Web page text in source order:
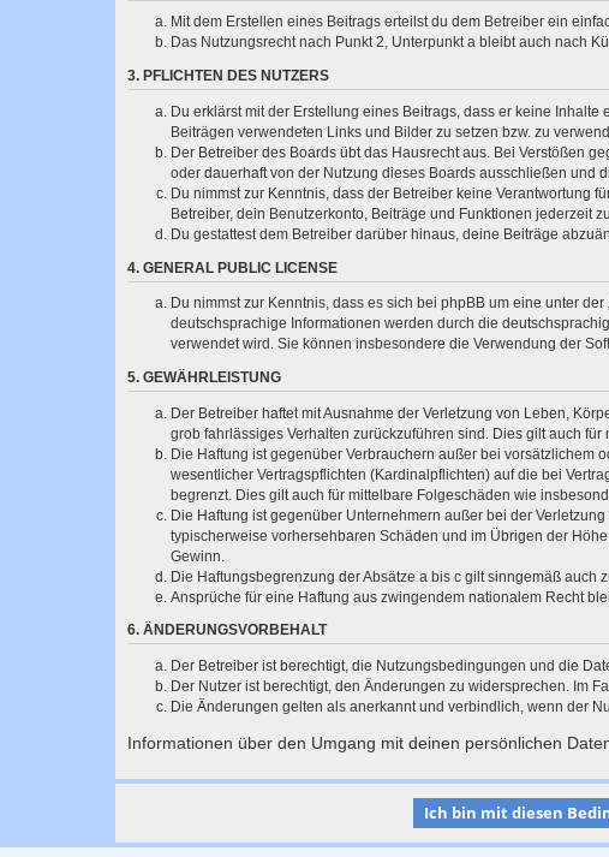
Mit dem Erstellen eines Beitrags erteilst du dem Betreiber ein
Das Nutzungsrecht nach Punkt 2, Unterpunkt a bleibt auch nach
3. PFLICHTEN DES NUTZERS
Du erklärst mit der Erstellung eines Beitrags, dass er keine
Beiträgen verwendeten Links und Bilder zu setzen bzw. zu
Der Betreiber des Boards übt das Hausrecht aus. Bei Verstößen
oder dauerhaft von der Nutzung dieses Boards ausschließen und
Du nimmst zur Kenntnis, dass der Betreiber keine Verantwortung
Betreiber, dein Benutzerkonto, Beiträge und Funktionen jederzeit
Du gestattest dem Betreiber darüber hinaus, deine Beiträge
4. GENERAL PUBLIC LICENSE
Du nimmst zur Kenntnis, dass es sich bei phpBB um eine unter der
deutschsprachige Informationen werden durch die
verwendet wird. Sie können insbesondere die Verwendung der
5. GEWÄHRLEISTUNG
Der Betreiber haftet mit Ausnahme der Verletzung von Leben,
grob fahrlässiges Verhalten zurückzuführen sind. Dies gilt auch
Die Haftung ist gegenüber Verbrauchern außer bei vorsätzlichem
wesentlicher Vertragspflichten (Kardinalpflichten) auf die bei
begrenzt. Dies gilt auch für mittelbare Folgeschäden wie
Die Haftung ist gegenüber Unternehmern außer bei der
typischerweise vorhersehbaren Schäden und im Übrigen der
Gewinn.
Die Haftungsbegrenzung der Absätze a bis c gilt sinngemäß auch
Ansprüche für eine Haftung aus zwingendem nationalem Recht
6. ÄNDERUNGSVORBEHALT
Der Betreiber ist berechtigt, die Nutzungsbedingungen und die
Der Nutzer ist berechtigt, den Änderungen zu widersprechen. Im
Die Änderungen gelten als anerkannt und verbindlich, wenn der
Informationen über den Umgang mit deinen persönlichen